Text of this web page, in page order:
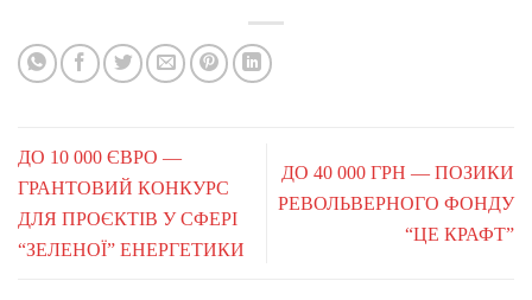
ДО 10 000 ЄВРО —
ГРАНТОВИЙ КОНКУРС
ДЛЯ ПРОЄКТІВ У СФЕРІ
“ЗЕЛЕНОЇ” ЕНЕРГЕТИКИ
ДО 40 000 ГРН — ПОЗИКИ
РЕВОЛЬВЕРНОГО ФОНДУ
“ЦЕ КРАФТ”